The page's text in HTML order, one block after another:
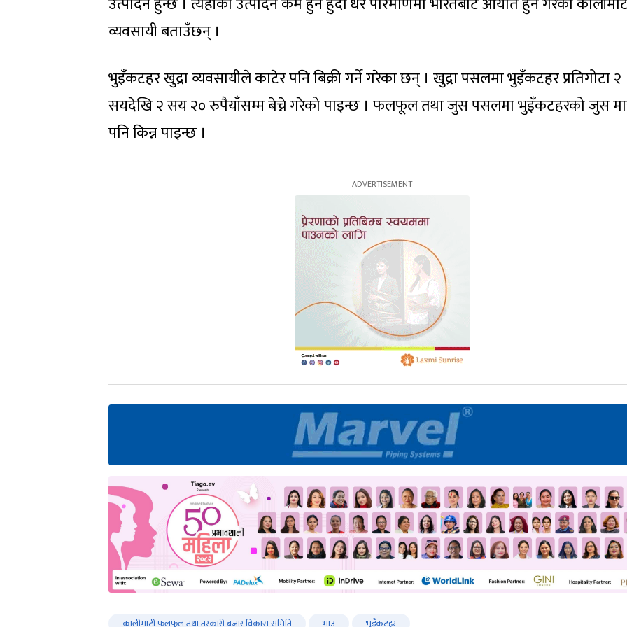
व्यवसायी बताउँछन् ।
भुइँकटहर खुद्रा व्यवसायीले काटेर पनि बिक्री गर्ने गरेका छन् । खुद्रा पसलमा भुइँकटहर प्रतिगोटा २
सयदेखि २ सय २० रुपैयाँसम्म बेच्ने गरेको पाइन्छ । फलफूल तथा जुस पसलमा भुइँकटहरको जुस
पनि किन्न पाइन्छ ।
कालीमाटी फलफूल तथा तरकारी बजार विकास समिति भाउ भुइँकटहर